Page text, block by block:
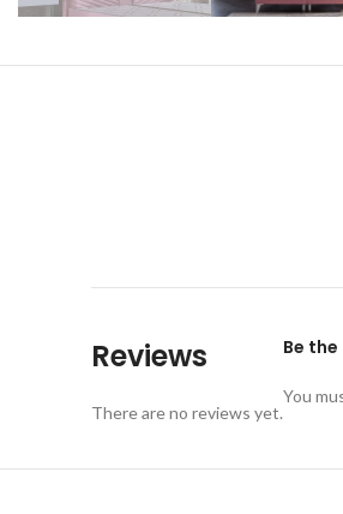
Reviews
There are no reviews yet.
Be
You